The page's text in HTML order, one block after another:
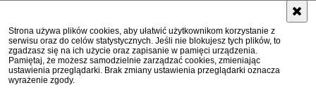
Strona używa plików cookies, aby ułatwić użytkownikom korzystanie z
serwisu oraz do celów statystycznych. Jeśli nie blokujesz tych plików, to
zgadzasz się na ich użycie oraz zapisanie w pamięci urządzenia.
Pamiętaj, że możesz samodzielnie zarządzać cookies, zmieniając
ustawienia przeglądarki. Brak zmiany ustawienia przeglądarki oznacza
wyrażenie zgody.